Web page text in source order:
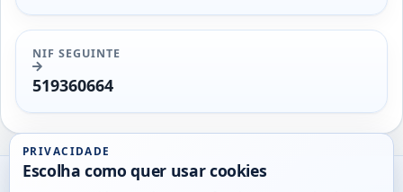
NIF SEGUINTE
519360664
Utils
PRIVACIDADE
Escolha como quer usar cookies